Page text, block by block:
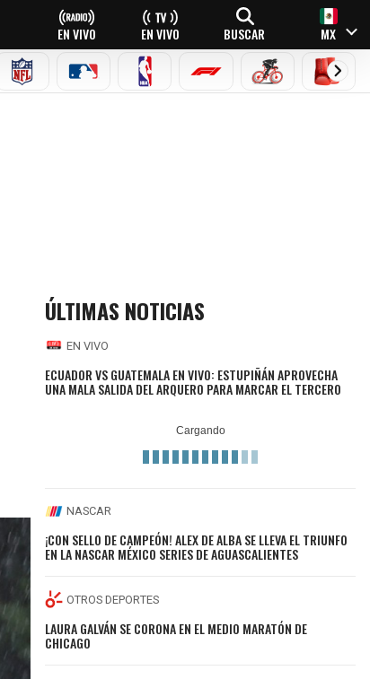
EN VIVO EN VIVO BUSCAR MX
NFL MLB NBA FÓRMULA 1CICLISMOBOXEO
ÚLTIMAS NOTICIAS
EN VIVO
ECUADOR VS GUATEMALA EN VIVO: ESTUPIÑÁN APROVECHA
UNA MALA SALIDA DEL ARQUERO PARA MARCAR EL TERCERO
NASCAR
¡CON SELLO DE CAMPEÓN! ALEX DE ALBA SE LLEVA EL TRIUNFO
EN LA NASCAR MÉXICO SERIES DE AGUASCALIENTES
OTROS DEPORTES
LAURA GALVÁN SE CORONA EN EL MEDIO MARATÓN DE
CHICAGO